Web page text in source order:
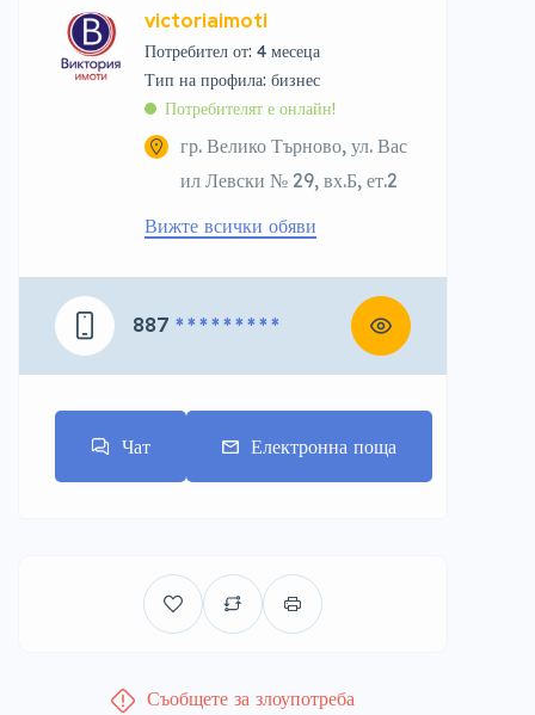
victoriaimoti
Потребител от: 4 месеца
тип на профила: бизнес
Потребителят е онлайн!
гр. Велико Търново, ул. Вас
ил Левски № 29, вх.Б, ет.2
Вижте всички обяви
887 * * * * * * * * *
Чат Електронна поща
Съобщете за злоупотреба